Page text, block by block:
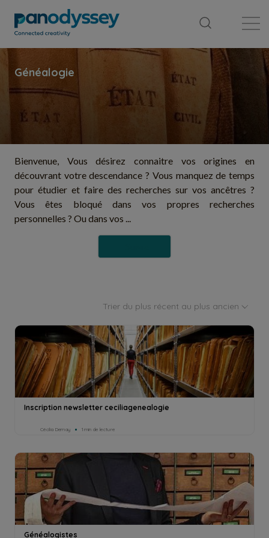
Bienvenue, Vous désirez connaitre vos origines en
découvrant votre descendance ? Vous manquez de temps
pour étudier et faire des recherches sur vos ancêtres ?
Vous êtes bloqué dans vos propres recherches
personnelles ? Ou dans vos ...
Trier du plus récent au plus ancien
Inscription newsletter ceciliagenealogie
Cécilia Demay 1min de lecture
Généalogistes